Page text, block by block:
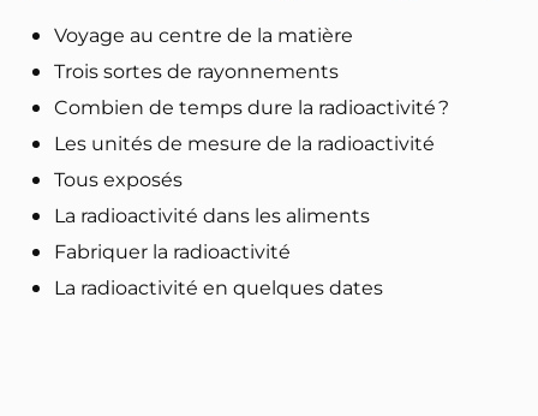
Voyage au centre de la matière
Trois sortes de rayonnements
Combien de temps dure la radioactivité ?
Les unités de mesure de la radioactivité
Tous exposés
La radioactivité dans les aliments
Fabriquer la radioactivité
La radioactivité en quelques dates